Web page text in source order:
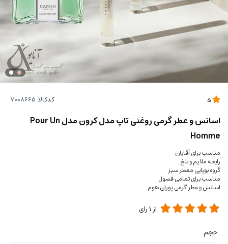
کدکالا:
اسانس و عطر گرمی روغنی تاپ مدل کرون مدل Pour Un
Homme
مناسب برای آقایان
رایحه ملایم و تلخ
گروه بویایی معطر سبز
مناسب برای تمامی فصول
اسانس و عطر گرمی پوران هوم
از 1رای
حجم